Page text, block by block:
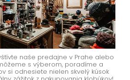
naše predajne v Prahe alebo
s výberom, poradíme a
si odnesiete nielen skvelý kúsok